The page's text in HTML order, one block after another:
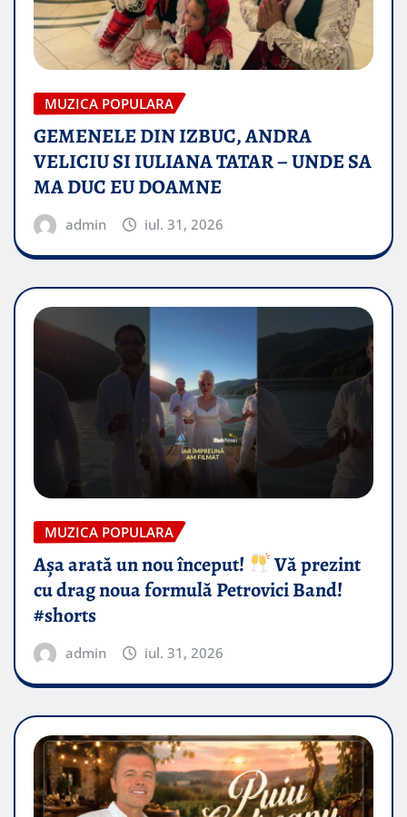
MUZICA POPULARA
GEMENELE DIN IZBUC, ANDRA
VELICIU SI IULIANA TATAR – UNDE SA
MA DUC EU DOAMNE
admin iul. 31, 2026
MUZICA POPULARA
Așa arată un nou început!
Vă prezint
cu drag noua formulă Petrovici Band!
#shorts
admin iul. 31, 2026